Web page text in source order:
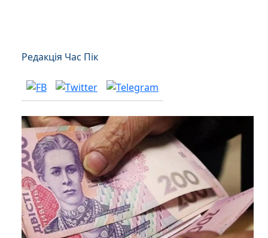
Редакція Час Пік